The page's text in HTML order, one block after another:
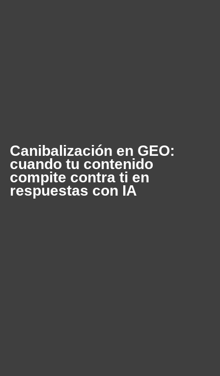
Canibalización en GEO:
cuando tu contenido
compite contra ti en
respuestas con IA